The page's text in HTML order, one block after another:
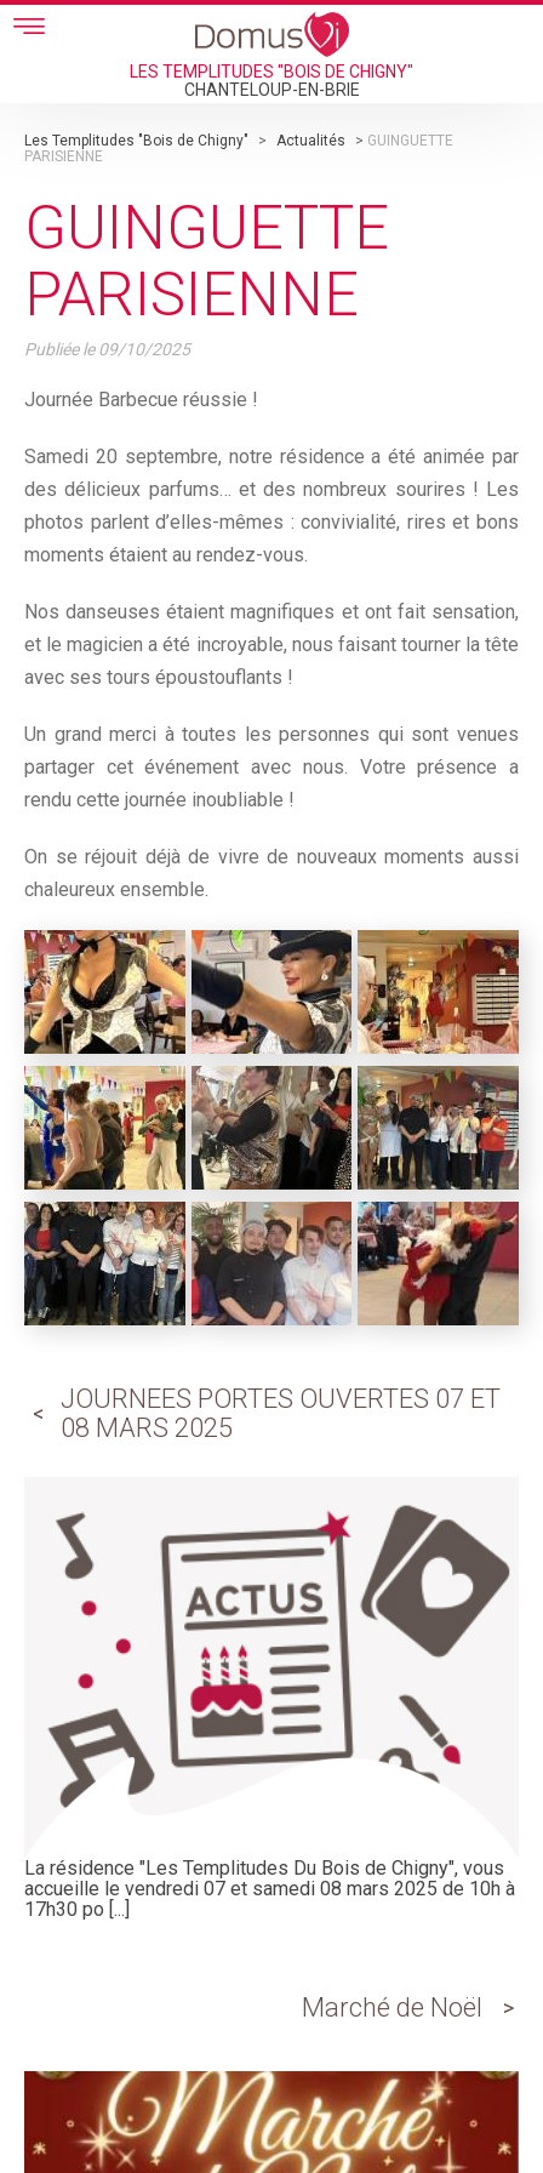
Skip to main content
LES TEMPLITUDES "BOIS DE CHIGNY"
CHANTELOUP-EN-BRIE
Les Templitudes "Bois de Chigny" > Actualités > GUINGUETTE
PARISIENNE
GUINGUETTE
PARISIENNE
Publiée le09/10/2025
Journée Barbecue réussie !
Samedi 20 septembre, notre résidence a été animée par
des délicieux parfums… et des nombreux sourires ! Les
photos parlent d’elles-mêmes : convivialité, rires et bons
moments étaient au rendez-vous.
Nos danseuses étaient magnifiques et ont fait sensation,
et le magicien a été incroyable, nous faisant tourner la tête
avec ses tours époustouflants !
Un grand merci à toutes les personnes qui sont venues
partager cet événement avec nous. Votre présence a
rendu cette journée inoubliable !
On se réjouit déjà de vivre de nouveaux moments aussi
chaleureux ensemble.
JOURNEES PORTES OUVERTES 07 ET
08 MARS 2025
La résidence "Les Templitudes Du Bois de Chigny", vous
accueille le vendredi 07 et samedi 08 mars 2025 de 10h à
17h30 po [...]
Marché de Noël